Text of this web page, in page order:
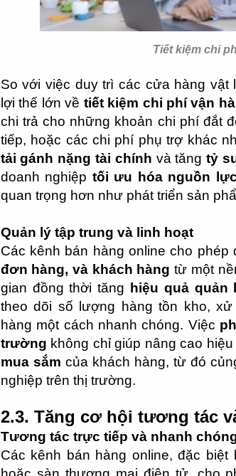
Tiết kiệm chi
So với việc duy trì các cửa hàng vật
lợi thế lớn về tiết kiệm chi phí vận
chi trả cho những khoản chi phí đắt
tiếp, hoặc các chi phí phụ trợ khác
tải gánh nặng tài chính và tăngtỷ
doanh nghiệp tối ưu hóa nguồn lực
quan trọng hơn như phát triển sản
Quản lý tập trung và linh hoạt
Các kênh bán hàng online cho
đơn hàng, và khách hàng từ một
gian đồng thời tăng hiệu quả quản
theo dõi số lượng hàng tồn kho,
hàng một cách nhanh chóng. Việc
trường không chỉ giúp nâng cao
mua sắm của khách hàng, từ đó
nghiệp trên thị trường.
2.3. Tăng cơ hội tương tác
Tương tác trực tiếp và nhanh
Các kênh bán hàng online, đặc